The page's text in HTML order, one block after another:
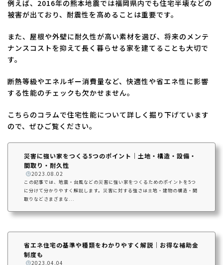
例えば、2016年の熊本地震では福岡県内でも住宅半壊などの
被害が出ており、耐震性を高めることは重要です。
また、屋根や外壁に耐久性が高い素材を選び、将来のメンテ
ナンスコストを抑えて長く暮らせる家を建てることも大切で
す。
断熱等級やエネルギー消費量など、快適性や省エネ性に影響
する性能のチェックも欠かせません。
こちらのコラムで住宅性能について詳しく掘り下げています
ので、ぜひご覧ください。
災害に強い家をつくる5つのポイント｜土地・構造・設備・
間取り・耐久性
2023.08.02
この記事では、地震・台風などの災害に強い家をつくるためのポイントを5つ
に分けて分かりやすく解説します。災害に対する強さは土地・建物の構造・間
取りなどさまざまな...
省エネ住宅の基準や種類をわかりやすく解説｜お得な補助金
制度も
2023.04.04